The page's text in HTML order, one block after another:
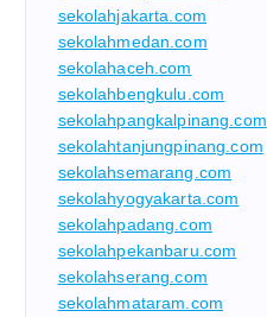
sekolahjakarta.com
sekolahmedan.com
sekolahaceh.com
sekolahbengkulu.com
sekolahpangkalpinang.com
sekolahtanjungpinang.com
sekolahsemarang.com
sekolahyogyakarta.com
sekolahpadang.com
sekolahpekanbaru.com
sekolahserang.com
sekolahmataram.com